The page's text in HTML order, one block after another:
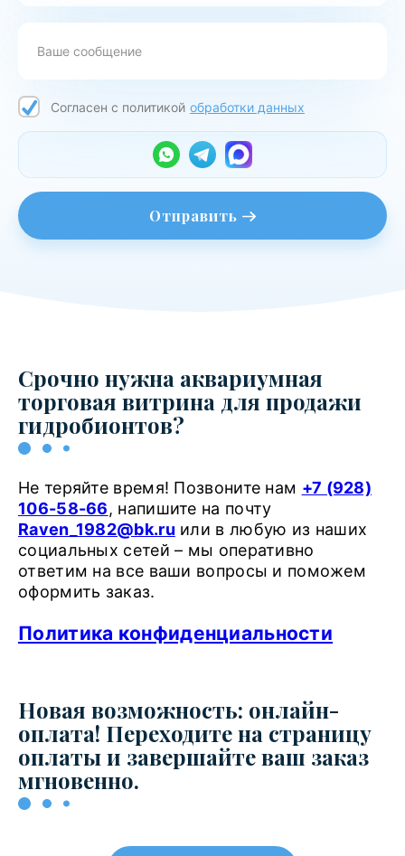
Согласен с политикой обработки данных
Отправить
Срочно нужна аквариумная
торговая витрина для продажи
гидробионтов?
Не теряйте время! Позвоните нам +7 (928)
106-58-66, напишите на почту
Raven_1982@bk.ru или в любую из наших
социальных сетей – мы оперативно
ответим на все ваши вопросы и поможем
оформить заказ.
Политика конфиденциальности
Новая возможность: онлайн-
оплата! Переходите на страницу
оплаты и завершайте ваш заказ
мгновенно.